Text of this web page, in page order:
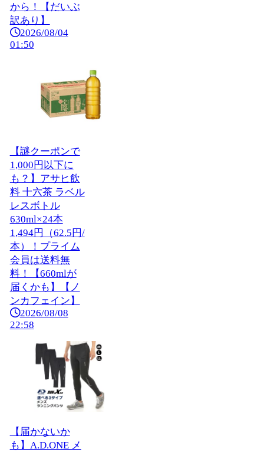
から！【だいぶ
訳あり】
2026/08/04
01:50
【謎クーポンで
1,000円以下に
も？】アサヒ飲
料 十六茶 ラベル
レスボトル
630ml×24本
1,494円（62.5円/
本）！プライム
会員は送料無
料！【660mlが
届くかも】【ノ
ンカフェイン】
2026/08/08
22:58
【届かないか
も】A.D.ONE メ